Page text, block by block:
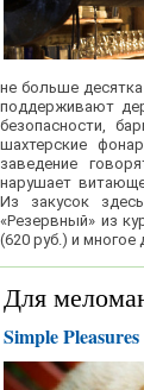
не больше
поддерживают
безопасности,
шахтерские
заведение
нарушает
Из закусок
«Резервный» из
(620 руб.) и многое
Для
Simple Pleasures